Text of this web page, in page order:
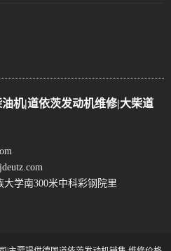
机|道依茨发动机维修|大柴道
学南300米中科彩钢院里